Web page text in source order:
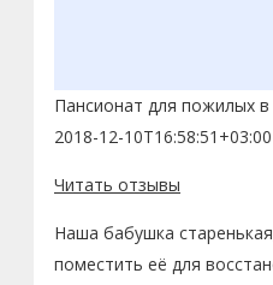
Пансионат для пожилых
2018-12-10T16:58:51+03:00
Читать отзывы
Наша бабушка
поместить её для